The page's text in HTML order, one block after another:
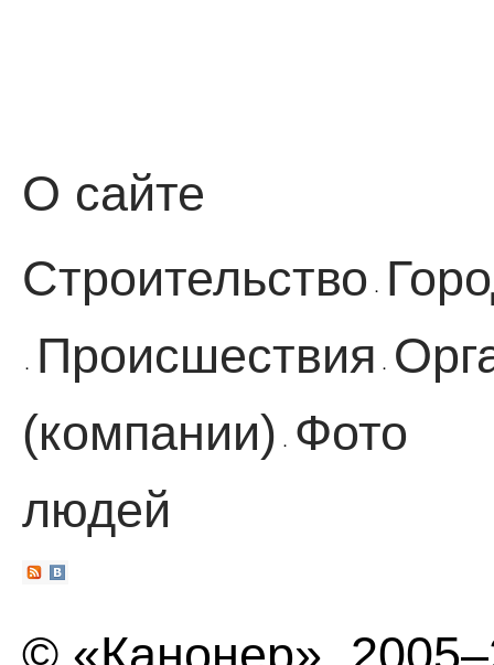
О сайте
Строительство ·
· Происшествия ·
(компании)
·
Фото
людей